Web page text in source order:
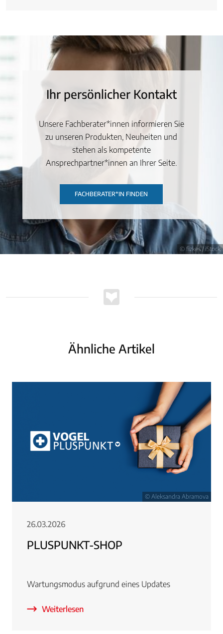
© fizkes / iStock
Ihr persönlicher Kontakt
Unsere Fachberater*innen informieren Sie
zu unseren Produkten, Neuheiten und
stehen als kompetente
Ansprechpartner*innen an Ihrer Seite.
FACHBERATER*IN FINDEN
Ähnliche Artikel
© Aleksandra Abramova
26.03.2026
PLUSPUNKT-SHOP
Wartungsmodus aufgrund eines Updates
Weiterlesen